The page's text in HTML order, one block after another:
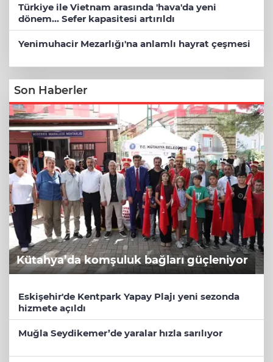
Türkiye ile Vietnam arasında 'hava'da yeni
dönem... Sefer kapasitesi artırıldı
Yenimuhacir Mezarlığı'na anlamlı hayrat çeşmesi
Son Haberler
Kütahya’da komşuluk bağları güçleniyor
Eskişehir'de Kentpark Yapay Plajı yeni sezonda
hizmete açıldı
Muğla Seydikemer’de yaralar hızla sarılıyor